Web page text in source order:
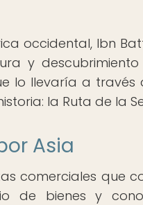
occidental, Ibn
y
lo llevaría a través
la Ruta de la
Asia
comerciales que
bienes y